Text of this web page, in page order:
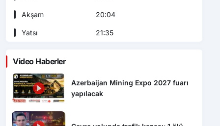
Akşam 20:04
Yatsı 21:35
Video Haberler
Azerbaijan Mining Expo 2027 fuarı
yapılacak